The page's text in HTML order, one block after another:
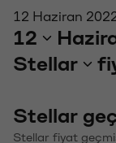
12 Haziran
12
Stellar
Stellar
Stellar fiyat